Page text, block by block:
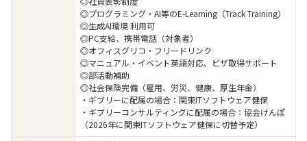
◎プログラミング・AI等のE-Learning（Track Training）
◎生成AI環境 利用可
◎PC支給、携帯電話（対象者）
◎オフィスグリコ・フリードリンク
◎マニュアル・イベント英語対応、ビザ取得サポート
◎部活動補助
◎社会保険完備（雇用、労災、健康、厚生年金）
・ギブリーに配属の場合：関東ITソフトウェア健保
・ギブリーコンサルティングに配属の場合：協会けんぽ
（2026年に関東ITソフトウェア健保に切替予定）